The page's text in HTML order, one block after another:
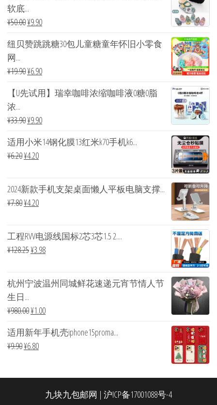
软底...
¥50.00¥9.90
纽贝赞跳跳糖30包儿童糖童年怀旧小零食
网...
¥19.90¥6.90
【U先试用】瑞幸咖啡浓缩咖啡液0糖0脂
浓...
¥33.90¥9.90
适用小米14钢化膜13红米k70手机k6...
¥6.20¥4.20
2024新款手机支架桌面懒人平板电脑支撑...
¥7.80¥4.20
工程RVV电源线国标2芯3芯1.5 2....
¥128.25¥3.98
杭州宁波温州同城鲜花速递元宵节情人节
生日...
¥980.00¥1.00
适用新年手机壳iphone15proma...
¥9.90¥6.80
九块九包邮网 | 沪ICP备17001088号-4